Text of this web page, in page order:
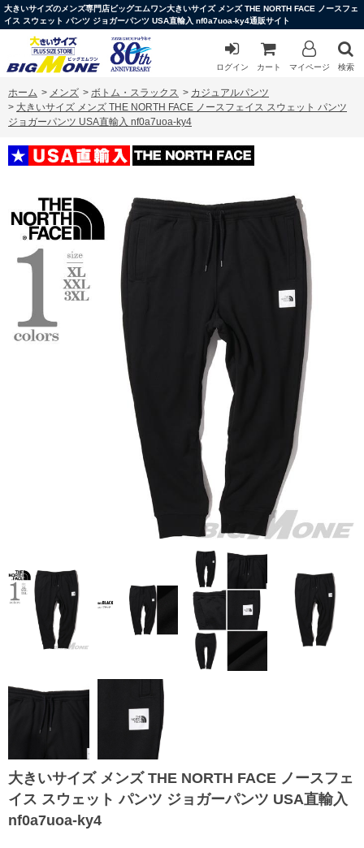
大きいサイズのメンズ専門店ビッグエムワン大きいサイズ メンズ THE NORTH FACE ノースフェ
イス スウェット パンツ ジョガーパンツ USA直輸入 nf0a7uoa-ky4通販サイト
ログイン カート マイページ 検索
ホーム > メンズ > ボトム・スラックス > カジュアルパンツ
> 大きいサイズ メンズ THE NORTH FACE ノースフェイス スウェット パンツ
ジョガーパンツ USA直輸入 nf0a7uoa-ky4
大きいサイズ メンズ THE NORTH FACE ノースフェ
イス スウェット パンツ ジョガーパンツ USA直輸入
nf0a7uoa-ky4